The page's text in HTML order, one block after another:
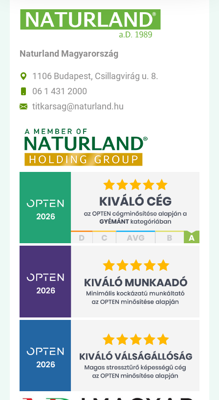
Naturland Magyarország
1106 Budapest, Csillagvirág u. 8.
06 1 431 2000
titkarsag@naturland.hu